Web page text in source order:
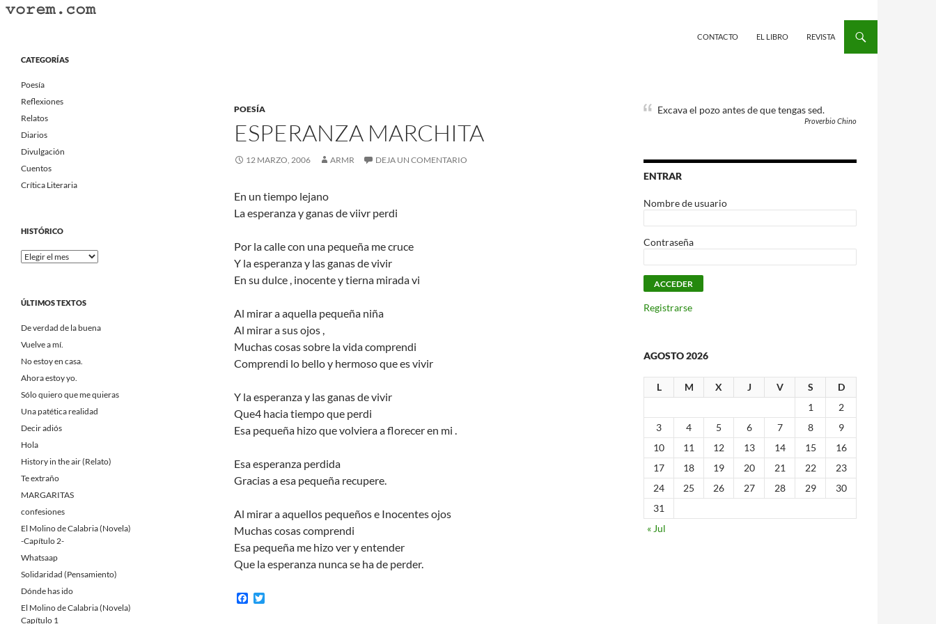
Saltar
CONTACTO EL LIBRO REVISTA
POESÍA
ESPERANZA MARCHITA
12 MARZO, 2006 ARMR DEJA UN COMENTARIO
En un tiempo lejano
La esperanza y ganas de viivr perdi
Por la calle con una pequeña me cruce
Y la esperanza y las ganas de vivir
En su dulce , inocente y tierna mirada vi
Al mirar a aquella pequeña niña
Al mirar a sus ojos ,
Muchas cosas sobre la vida comprendi
Comprendi lo bello y hermoso que es vivir
Y la esperanza y las ganas de vivir
Que4 hacia tiempo que perdi
Esa pequeña hizo que volviera a florecer en mi .
Esa esperanza perdida
Gracias a esa pequeña recupere.
Al mirar a aquellos pequeños e Inocentes ojos
Muchas cosas comprendi
Esa pequeña me hizo ver y entender
Que la esperanza nunca se ha de perder.
F
Excava el pozo antes de que tengas sed.
Proverbio Chino
ENTRAR
Nombre de usuario
Contraseña
Registrarse
AGOSTO 2026
L M X J V S
D
1
2
3
4 5 6 7 8
9
10
11 12 13 14 15
16
17
18 19 20 21 22
23
24
25 26 27 28 29
30
31
« Jul
Portal Literario Independiente
CATEGORÍAS
Poesía
Reflexiones
Relatos
Diarios
Divulgación
Cuentos
Crítica Literaria
HISTÓRICO
Histórico
ÚLTIMOS TEXTOS
De verdad de la buena
Vuelve a mí.
No estoy en casa.
Ahora estoy yo.
Sólo quiero que me quieras
Una patética realidad
Decir adiós
Hola
History in the air (Relato)
Te extraño
MARGARITAS
confesiones
El Molino de Calabria (Novela)
-Capítulo 2-
Whatsaap
Solidaridad (Pensamiento)
Dónde has ido
El Molino de Calabria (Novela)
Capítulo 1